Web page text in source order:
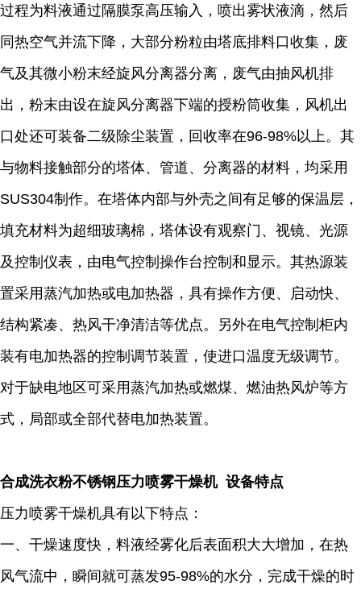
过程为料液通过隔膜泵高压输入，喷出雾状液滴，然后
同热空气并流下降，大部分粉粒由塔底排料口收集，废
气及其微小粉末经旋风分离器分离，废气由抽风机排
出，粉末由设在旋风分离器下端的授粉筒收集，风机出
口处还可装备二级除尘装置，回收率在96-98%以上。其
与物料接触部分的塔体、管道、分离器的材料，均采用
SUS304制作。在塔体内部与外壳之间有足够的保温层，
填充材料为超细玻璃棉，塔体设有观察门、视镜、光源
及控制仪表，由电气控制操作台控制和显示。其热源装
置采用蒸汽加热或电加热器，具有操作方便、启动快、
结构紧凑、热风干净清洁等优点。另外在电气控制柜内
装有电加热器的控制调节装置，使进口温度无级调节。
对于缺电地区可采用蒸汽加热或燃煤、燃油热风炉等方
式，局部或全部代替电加热装置。
合成洗衣粉不锈钢压力喷雾干燥机 设备特点
压力喷雾干燥机具有以下特点：
一、干燥速度快，料液经雾化后表面积大大增加，在热
风气流中，瞬间就可蒸发95-98%的水分，完成干燥的时